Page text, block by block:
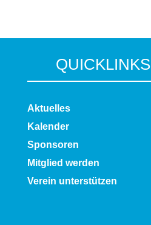
QUICKLINKS
Aktuelles
Kalender
Sponsoren
Mitglied werden
Verein unterstützen